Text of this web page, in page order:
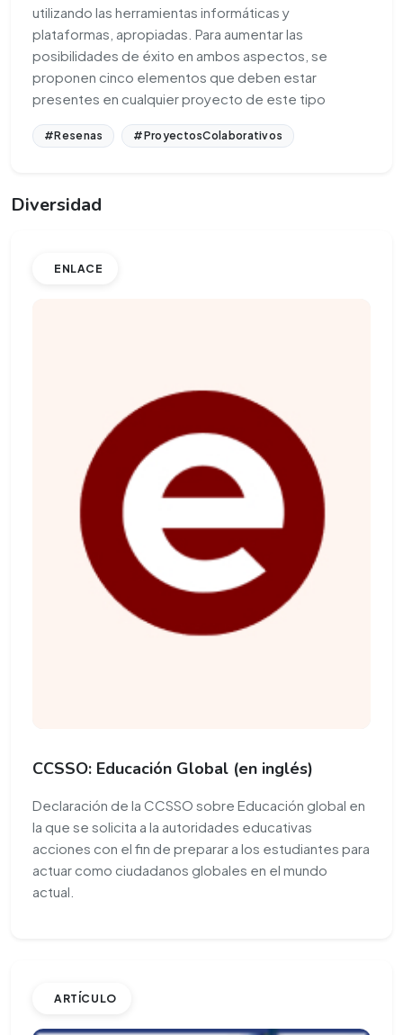
utilizando las herramientas informáticas y
plataformas, apropiadas. Para aumentar las
posibilidades de éxito en ambos aspectos, se
proponen cinco elementos que deben estar
presentes en cualquier proyecto de este tipo
#Resenas #ProyectosColaborativos
Diversidad
ENLACE
CCSSO: Educación Global (en inglés)
Declaración de la CCSSO sobre Educación global en
la que se solicita a la autoridades educativas
acciones con el fin de preparar a los estudiantes para
actuar como ciudadanos globales en el mundo
actual.
ARTÍCULO